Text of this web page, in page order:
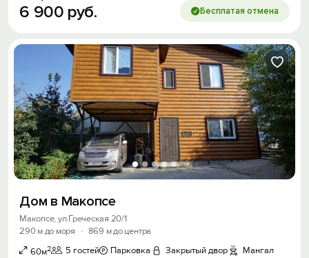
6 900 руб. Бесплатая отмена
Дом в Макопсе
Макопсе, ул.Греческая 20/1
290 м до моря
· 869 м до центра
60м2 5 гостей Парковка Закрытый двор Мангал